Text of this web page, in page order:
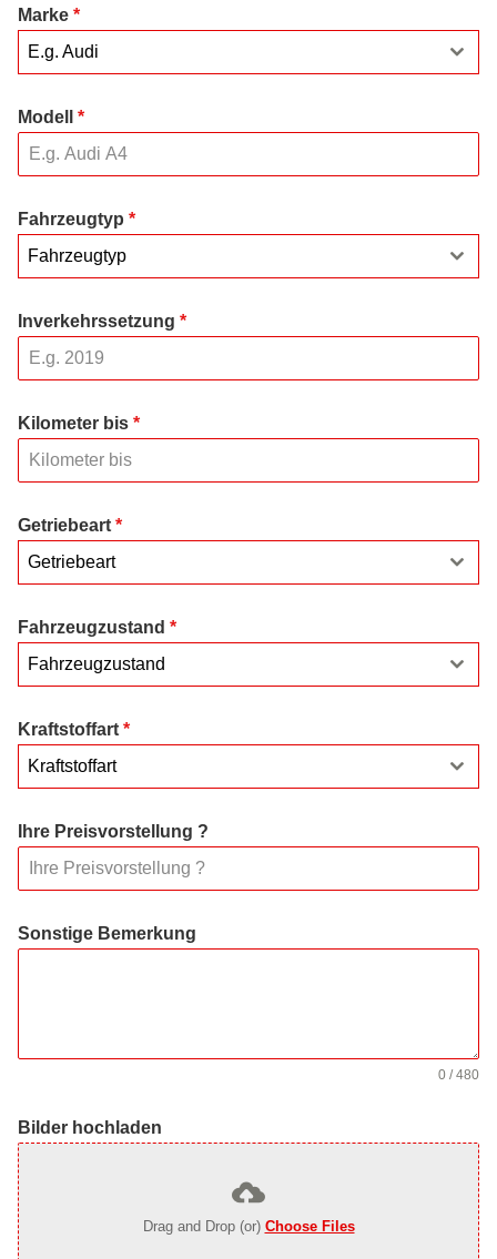
Marke *
E.g. Audi
Modell *
Fahrzeugtyp *
Fahrzeugtyp
Inverkehrssetzung *
Kilometer bis *
Getriebeart *
Getriebeart
Fahrzeugzustand *
Fahrzeugzustand
Kraftstoffart *
Kraftstoffart
Ihre Preisvorstellung ?
Sonstige Bemerkung
0 / 480
Bilder hochladen
Drag and Drop (or) Choose Files